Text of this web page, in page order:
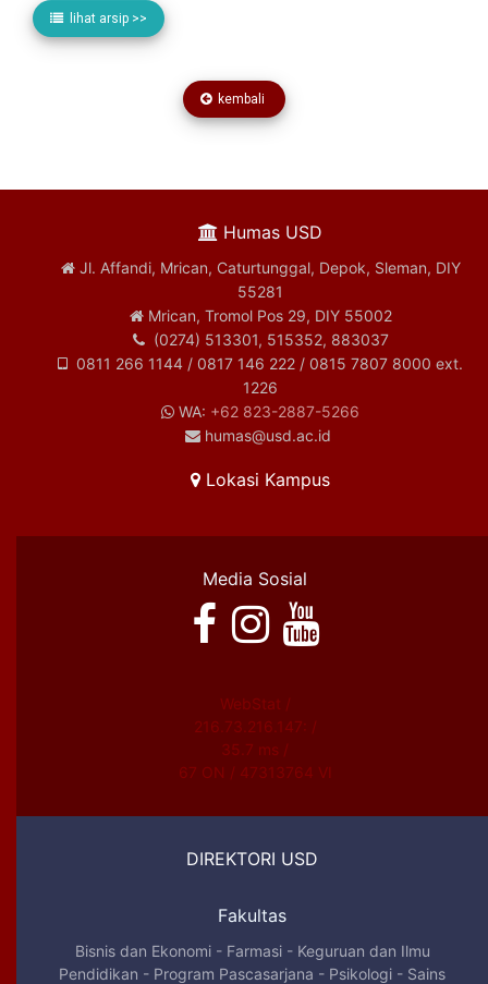
lihat arsip >>
kembali
Humas USD
Jl. Affandi, Mrican, Caturtunggal, Depok, Sleman, DIY
55281
Mrican, Tromol Pos 29, DIY 55002
(0274) 513301, 515352, 883037
0811 266 1144 / 0817 146 222 / 0815 7807 8000 ext.
1226
WA: +62 823-2887-5266
humas@usd.ac.id
Lokasi Kampus
Media Sosial
WebStat /
216.73.216.147: /
35.7 ms /
67 ON / 47313764 VI
DIREKTORI USD
Fakultas
Bisnis dan Ekonomi- Farmasi- Keguruan dan Ilmu
Pendidikan - Program Pascasarjana - Psikologi - Sains